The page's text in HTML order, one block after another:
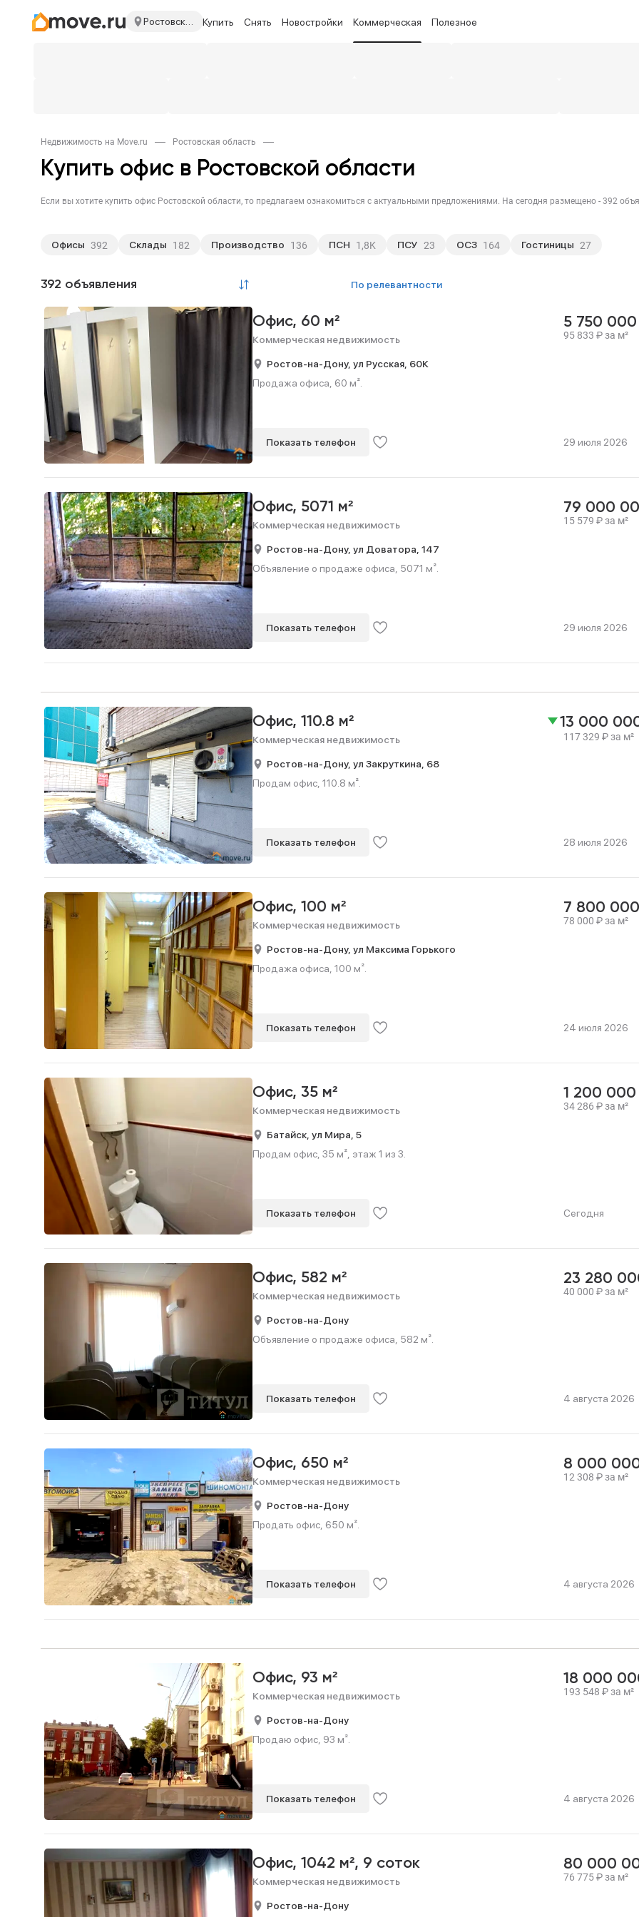
Ростовская область Купить Снять Новостройки Коммерческая Полезное
Недвижимость на Move.ru Ростовская область
Купить офис в Ростовской области
Офисы 392 Склады 182 Производство 136 ПСН 1,8K ПСУ 23 ОСЗ 164 Гостиницы 27
392 объявления по релевантности
Офис, 60 м²
Коммерческая недвижимость
5 750 000
95 833 ₽за м²
Ростов-на-Дону, ул Русская, 60К
Продажа офиса, 60 м².
Показать телефон 29 июля 2026
Офис, 5071 м²
Коммерческая недвижимость
79 000
15 579 ₽за м²
Ростов-на-Дону, ул Доватора, 147
Объявление о продаже офиса, 5071 м².
Показать телефон 29 июля 2026
Офис, 110.8 м²
Коммерческая недвижимость
13 000
117 329 ₽за м²
Ростов-на-Дону, ул Закруткина, 68
Продам офис, 110.8 м².
Показать телефон 28 июля 2026
Офис, 100 м²
Коммерческая недвижимость
7 800 000
78 000 ₽за м²
Ростов-на-Дону, ул Максима Горького
Продажа офиса, 100 м².
Показать телефон 24 июля 2026
Офис, 35 м²
Коммерческая недвижимость
1 200 000
34 286 ₽за м²
Батайск, ул Мира, 5
Продам офис, 35 м², этаж 1 из 3.
Показать телефон Сегодня
Офис, 582 м²
Коммерческая недвижимость
23 280
40 000 ₽за м²
Ростов-на-Дону
Объявление о продаже офиса, 582 м².
Показать телефон 4 августа 2026
Офис, 650 м²
Коммерческая недвижимость
8 000
12 308 ₽за м²
Ростов-на-Дону
Продать офис, 650 м².
Показать телефон 4 августа 2026
Офис, 93 м²
Коммерческая недвижимость
18 000
193 548 ₽за м²
Ростов-на-Дону
Продаю офис, 93 м².
Показать телефон 4 августа 2026
Офис, 1042 м², 9 соток
Коммерческая недвижимость
80 000
76 775₽за м²
Ростов-на-Дону